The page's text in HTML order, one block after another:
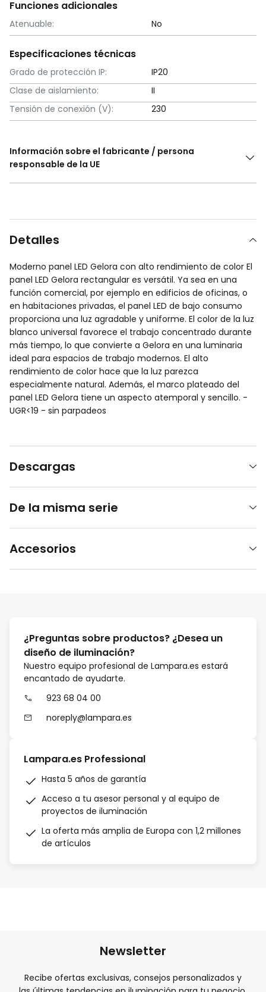
Funciones adicionales
Atenuable: No
Especificaciones técnicas
Grado de protección IP:
IP20
Clase de aislamiento:
II
Tensión de conexión (V):
230
Información sobre el fabricante / persona
responsable de la UE
Detalles
Moderno panel LED Gelora con alto rendimiento de color El
panel LED Gelora rectangular es versátil. Ya sea en una
función comercial, por ejemplo en edificios de oficinas, o
en habitaciones privadas, el panel LED de bajo consumo
proporciona una luz agradable y uniforme. El color de la luz
blanco universal favorece el trabajo concentrado durante
más tiempo, lo que convierte a Gelora en una luminaria
ideal para espacios de trabajo modernos. El alto
rendimiento de color hace que la luz parezca
especialmente natural. Además, el marco plateado del
panel LED Gelora tiene un aspecto atemporal y sencillo. -
UGR<19 - sin parpadeos
Descargas
De la misma serie
Accesorios
¿Preguntas sobre productos? ¿Desea un
diseño de iluminación?
Nuestro equipo profesional de Lampara.es estará
encantado de ayudarte.
923 68 04 00
noreply@lampara.es
Lampara.es Professional
Hasta 5 años de garantía
Acceso a tu asesor personal y al equipo de
proyectos de iluminación
La oferta más amplia de Europa con 1,2 millones
de artículos
Newsletter
Recibe ofertas exclusivas, consejos personalizados y